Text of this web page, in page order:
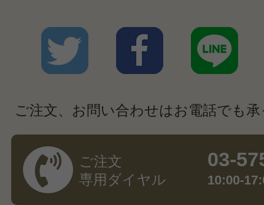
ご注文、お問い合わせはお電話でも
ご注文
専用ダイヤル
03-
10:00-